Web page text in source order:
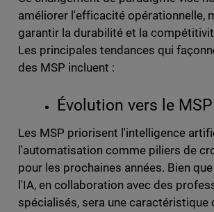
améliorer l'efficacité opérationnelle,
garantir la durabilité et la
Les principales tendances qui
des MSP incluent :
Évolution vers le
Les MSP priorisent l'intelligence
l'automatisation comme piliers de
pour les prochaines années. Bien
l'IA, en collaboration avec des
spécialisés, sera une caractéristique